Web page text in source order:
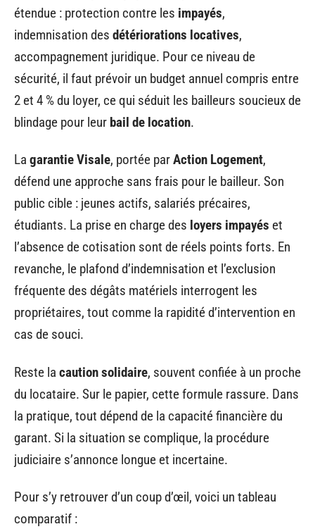
étendue : protection contre les impayés,
indemnisation des détériorations locatives,
accompagnement juridique. Pour ce niveau de
sécurité, il faut prévoir un budget annuel compris entre
2 et 4 % du loyer, ce qui séduit les bailleurs soucieux de
blindage pour leur bail de location.
La garantie Visale, portée parAction Logement,
défend une approche sans frais pour le bailleur. Son
public cible : jeunes actifs, salariés précaires,
étudiants. La prise en charge des loyers impayés et
l’absence de cotisation sont de réels points forts. En
revanche, le plafond d’indemnisation et l’exclusion
fréquente des dégâts matériels interrogent les
propriétaires, tout comme la rapidité d’intervention en
cas de souci.
Reste la caution solidaire, souvent confiée à un proche
du locataire. Sur le papier, cette formule rassure. Dans
la pratique, tout dépend de la capacité financière du
garant. Si la situation se complique, la procédure
judiciaire s’annonce longue et incertaine.
Pour s’y retrouver d’un coup d’œil, voici un tableau
comparatif :